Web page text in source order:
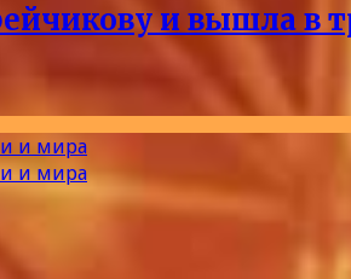
и вышла в